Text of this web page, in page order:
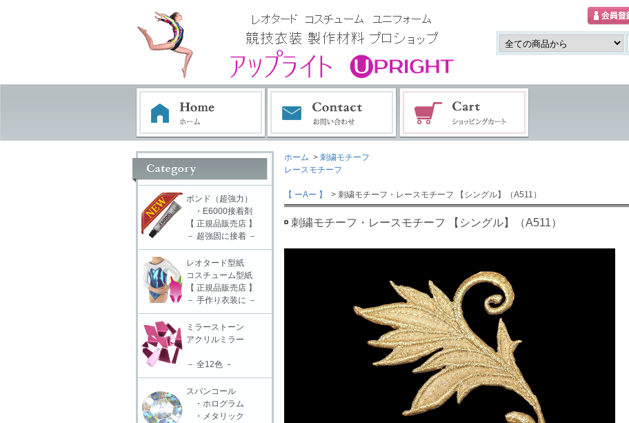
ホーム > 刺繍モチーフ
レースモチーフ
【 ーAー 】 > 刺繍モチーフ・レースモチーフ 【シングル】（A511）
刺繍モチーフ・レースモチーフ 【シングル】（A511）
ボンド（超強力）
・E6000接着剤
【 正規品販売店 】
－ 超強固に接着 －
レオタード型紙
コスチューム型紙
【 正規品販売店 】
－ 手作り衣装に －
ミラーストーン
アクリルミラー
－ 全12色 －
スパンコール
・ホログラム
・メタリック